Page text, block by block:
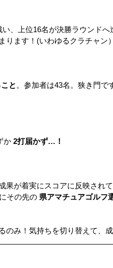
ゴルフ大好き ゴキブリ
、上位16名が決勝ラウンド
ります！(いわゆるクラチャン）
と 。参加者は43名。狭き門で
か 2打届かず…！
果が着実にスコアに反映され
その先の 県アマチュアゴルフ
のみ！気持ちを切り替えて、